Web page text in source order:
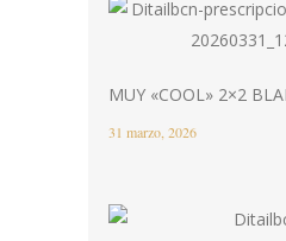
MUY «COOL» 2×2
31 marzo, 2026